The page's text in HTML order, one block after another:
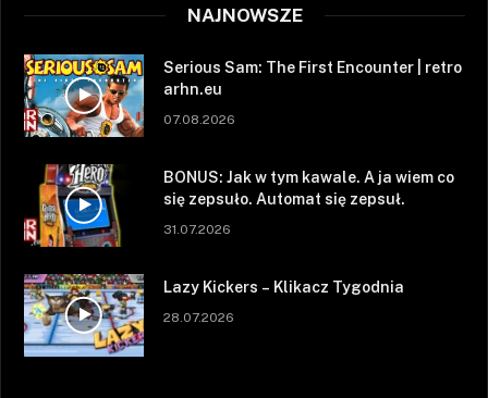
NAJNOWSZE
Serious Sam: The First Encounter | retro
arhn.eu
07.08.2026
BONUS: Jak w tym kawale. A ja wiem co
się zepsuło. Automat się zepsuł.
31.07.2026
Lazy Kickers – Klikacz Tygodnia
28.07.2026